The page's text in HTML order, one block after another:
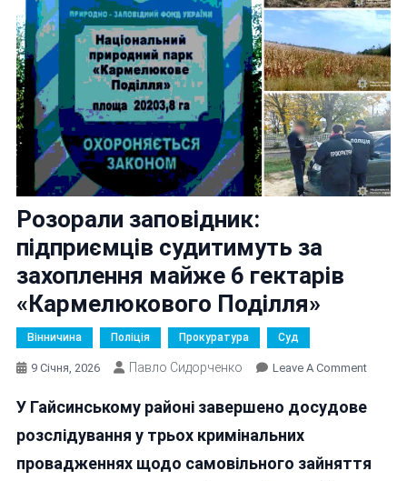
Розорали заповідник:
підприємців судитимуть за
захоплення майже 6 гектарів
«Кармелюкового Поділля»
Вінничина Поліція Прокуратура Суд
9 Січня, 2026 Павло Сидорченко Leave A CommentOn
За
У Гайсинському районі завершено досудове
розслідування у трьох кримінальних
провадженнях щодо самовільного зайняття